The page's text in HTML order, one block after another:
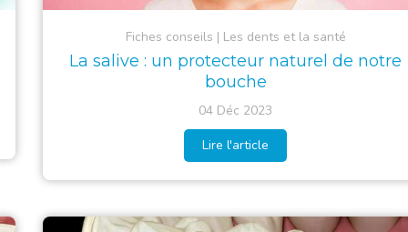
Fiches conseils Les dents et la santé
La salive : un protecteur naturel de notre
bouche
04 Déc 2023
Lire l'article